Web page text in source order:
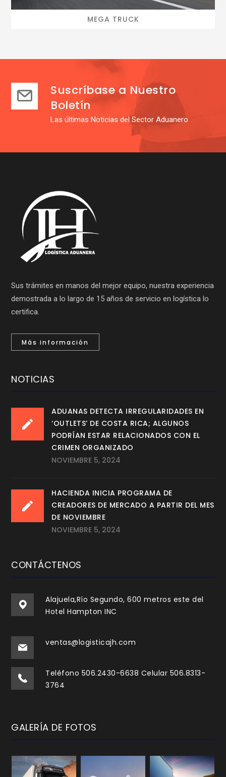
MEGA TRUCK
Suscríbase a Nuestro
Boletín
Las últimas Noticias del Sector Aduanero
Sus trámites en manos del mejor equipo, nuestra experiencia
demostrada a lo largo de 15 años de servicio en logística lo
certifica.
Más información
NOTICIAS
ADUANAS DETECTA IRREGULARIDADES EN
‘OUTLETS’ DE COSTA RICA; ALGUNOS
PODRÍAN ESTAR RELACIONADOS CON EL
CRIMEN ORGANIZADO
NOVIEMBRE 5, 2024
HACIENDA INICIA PROGRAMA DE
CREADORES DE MERCADO A PARTIR DEL MES
DE NOVIEMBRE
NOVIEMBRE 5, 2024
CONTÁCTENOS
Alajuela,Río Segundo, 600 metros este del
Hotel Hampton INC
ventas@logisticajh.com
Teléfono 506.2430-6638 Celular 506.8313-
3764
GALERÍA DE FOTOS